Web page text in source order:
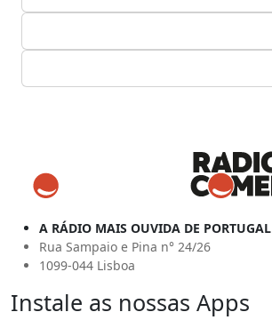
A RÁDIO MAIS OUVIDA DE PORTUGAL
Rua Sampaio e Pina n° 24/26
1099-044 Lisboa
Instale as nossas Apps